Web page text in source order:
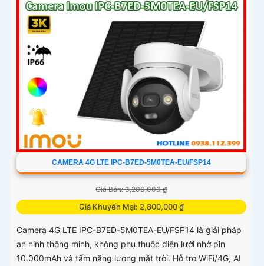
CAMERA 4G LTE IPC-B7ED-5M0TEA-EU/FSP14
Giá Bán: 3,200,000 ₫
Giá Khuyến Mại: 2,800,000 ₫
Camera 4G LTE IPC-B7ED-5M0TEA-EU/FSP14 là giải pháp
an ninh thông minh, không phụ thuộc điện lưới nhờ pin
10.000mAh và tấm năng lượng mặt trời. Hỗ trợ WiFi/4G, AI